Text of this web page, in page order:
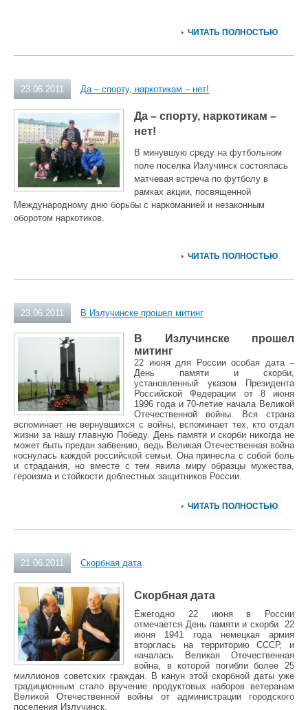
ЧИТАТЬ ПОЛНОСТЬЮ
23.06.2011 Да – спорту, наркотикам – нет!
Да – спорту, наркотикам –
нет!
В минувшую среду на футбольном
поле поселка Излучинск состоялась
матчевая встреча по футболу в
рамках акции, посвященной
Международному дню борьбы с наркоманией и незаконным
оборотом наркотиков.
ЧИТАТЬ ПОЛНОСТЬЮ
23.06.2011 В Излучинске прошел митинг
В Излучинске прошел
митинг
22 июня для России особая дата –
День памяти и скорби,
установленный указом Президента
Российской Федерации от 8 июня
1996 года и 70-летие начала Великой
Отечественной войны. Вся страна
вспоминает не вернувшихся с войны, вспоминает тех, кто отдал
жизни за нашу главную Победу. День памяти и скорби никогда не
может быть предан забвению, ведь Великая Отечественная война
коснулась каждой российской семьи. Она принесла с собой боль
и страдания, но вместе с тем явила миру образцы мужества,
героизма и стойкости доблестных защитников России.
ЧИТАТЬ ПОЛНОСТЬЮ
21.06.2011 Скорбная дата
Скорбная дата
Ежегодно 22 июня в России
отмечается День памяти и скорби. 22
июня 1941 года немецкая армия
вторглась на территорию СССР, и
началась Великая Отечественная
война, в которой погибли более 25
миллионов советских граждан. В канун этой скорбной даты уже
традиционным стало вручение продуктовых наборов ветеранам
Великой Отечественной войны от администрации городского
поселения Излучинск.